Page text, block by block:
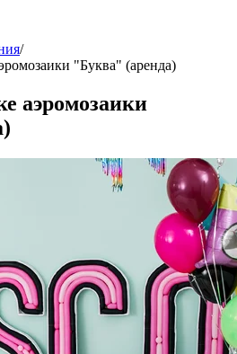
/
"Буква" (аренда)
аэромозаики